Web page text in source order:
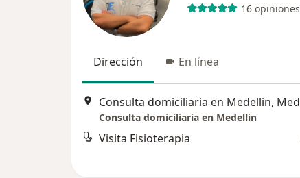
16 opiniones
Dirección En línea
Consulta domiciliaria en Medellin
Visita Fisioterapia